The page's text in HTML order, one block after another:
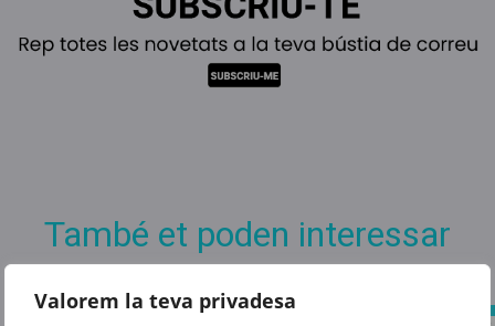
Valorem la teva privadesa
També et poden interessar